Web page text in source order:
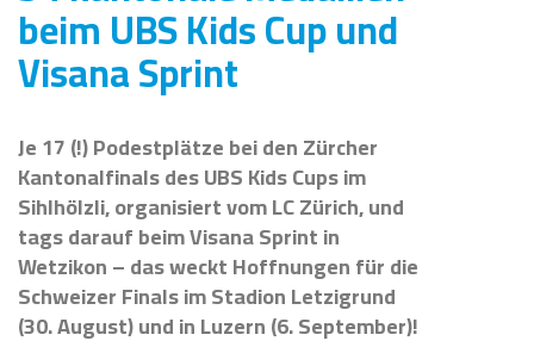
beim UBS Kids Cup und
Visana Sprint
Je 17 (!) Podestplätze bei den Zürcher
Kantonalfinals des UBS Kids Cups im
Sihlhölzli, organisiert vom LC Zürich, und
tags darauf beim Visana Sprint in
Wetzikon – das weckt Hoffnungen für die
Schweizer Finals im Stadion Letzigrund
(30. August) und in Luzern (6. September)!